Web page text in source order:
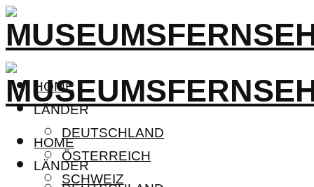
HOME
LÄNDER
DEUTSCHLAND
ÖSTERREICH
SCHWEIZ
HOME
LÄNDER